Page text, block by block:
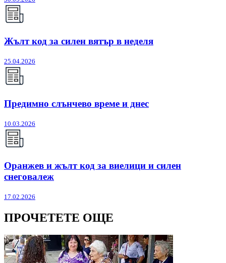
Жълт код за силен вятър в неделя
25.04.2026
Предимно слънчево време и днес
10.03.2026
Оранжев и жълт код за виелици и силен
снеговалеж
17.02.2026
ПРОЧЕТЕТЕ ОЩЕ